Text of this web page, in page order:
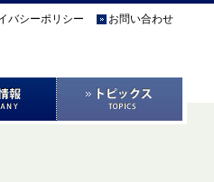
バシーポリシー お問い合わせ